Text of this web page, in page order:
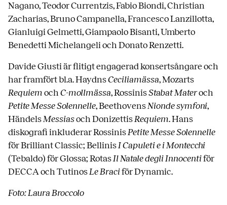
Nagano, Teodor Currentzis, Fabio Biondi, Christian
Zacharias, Bruno Campanella, Francesco Lanzillotta,
Gianluigi Gelmetti, Giampaolo Bisanti, Umberto
Benedetti Michelangeli och Donato Renzetti.
Davide Giusti är flitigt engagerad konsertsångare och
har framfört bl.a. HaydnsCeciliamässa, Mozarts
Requiem ochC-mollmässa, RossinisStabat Materoch
Petite Messe Solennelle, BeethovensNionde symfoni,
HändelsMessiasoch DonizettisRequiem. Hans
diskografi inkluderar RossinisPetite Messe Solennelle
för Brilliant Classic; BellinisI Capuleti e i Montecchi
(Tebaldo) för Glossa; RotasIl Natale degli Innocentiför
DECCA och TutinosLe Braciför Dynamic.
Foto: Laura Broccolo